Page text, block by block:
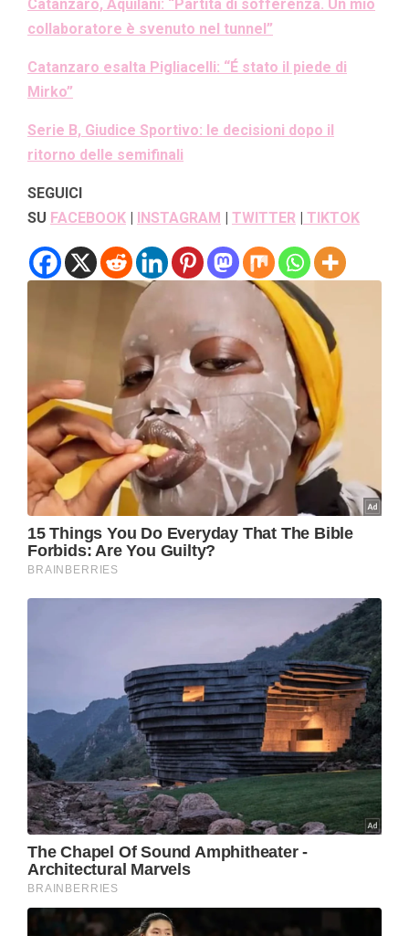
Catanzaro, Aquilani: “Partita di sofferenza. Un mio
collaboratore è svenuto nel tunnel”
Catanzaro esalta Pigliacelli: “É stato il piede di
Mirko”
Serie B, Giudice Sportivo: le decisioni dopo il
ritorno delle semifinali
SEGUICI
SU FACEBOOK | INSTAGRAM | TWITTER | TIKTOK